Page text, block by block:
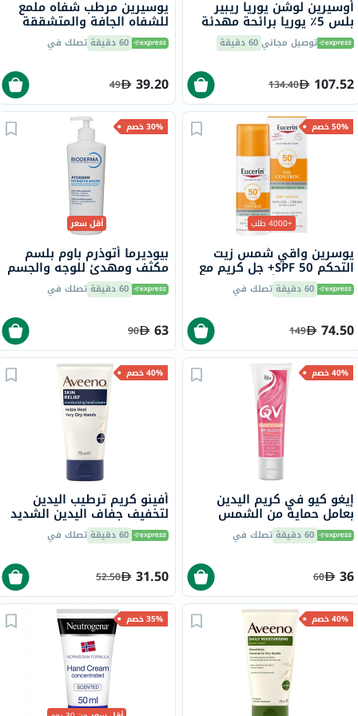
أوسيرين لوشن يوريا ريبير
بلس 5٪ يوريا برائحة مهدئة
لتهدئة البشرة الجافة
والخشنة لمدة 48 ساعة 250 توصيل مجاني60 دقيقة
107.52
134.40
يوسيرين مرطب شفاه ملمع
للشفاه الجافة والمتشققة
4.8 جرام 60 دقيقة تصلك في
39.20
49
50% خصم
+4000 طلب
يوسرين واقي شمس زيت
التحكم SPF 50+ جل كريم مع
لمسة جافة وتأثير مضاد
لللمعان للبشرة المعرضة
60 دقيقة تصلك في
74.50
149
30% خصم
أقل سعر
بيوديرما أتوذرم باوم بلسم
مكثف ومهدئ للوجه والجسم
500 مل 60 دقيقة تصلك في
63
90
40% خصم
إيغو كيو في كريم اليدين
بعامل حماية من الشمس
SPF15 ـ 50 جرام 60 دقيقة تصلك في
36
60
40% خصم
أفينو كريم ترطيب اليدين
لتخفيف جفاف اليدين الشديد
75 مل 60 دقيقة تصلك في
31.50
52.50
40% خصم 35% خصم